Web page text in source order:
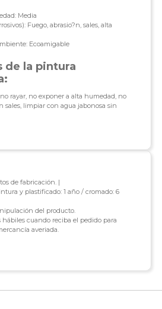
Media
Fuego, abrasio?n, sales, alta
Ecoamigable
de la pintura
rayar, no exponer a alta humedad, no
sales, limpiar con agua jabonosa sin
de fabricación. |
y plastificado: 1 año / cromado: 6
del producto.
cuando reciba el pedido para
averiada.